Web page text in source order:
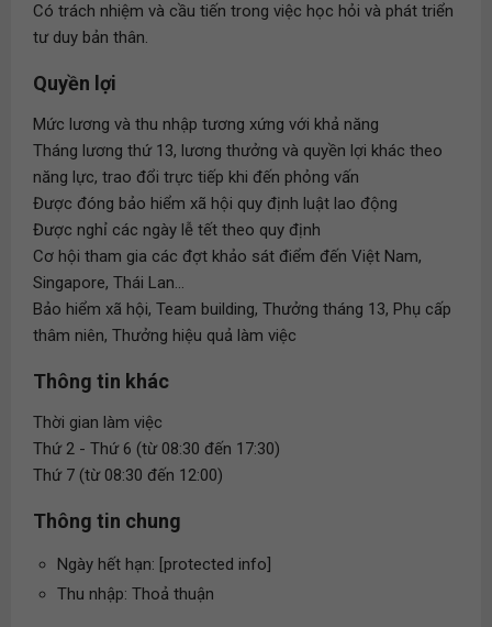
Có trách nhiệm và cầu tiến trong việc học hỏi và phát triển
tư duy bản thân.
Quyền lợi
Mức lương và thu nhập tương xứng với khả năng
Tháng lương thứ 13, lương thưởng và quyền lợi khác theo
năng lực, trao đổi trực tiếp khi đến phỏng vấn
Được đóng bảo hiểm xã hội quy định luật lao động
Được nghỉ các ngày lễ tết theo quy định
Cơ hội tham gia các đợt khảo sát điểm đến Việt Nam,
Singapore, Thái Lan...
Bảo hiểm xã hội, Team building, Thưởng tháng 13, Phụ cấp
thâm niên, Thưởng hiệu quả làm việc
Thông tin khác
Thời gian làm việc
Thứ 2 - Thứ 6 (từ 08:30 đến 17:30)
Thứ 7 (từ 08:30 đến 12:00)
Thông tin chung
Ngày hết hạn: [protected info]
Thu nhập: Thoả thuận